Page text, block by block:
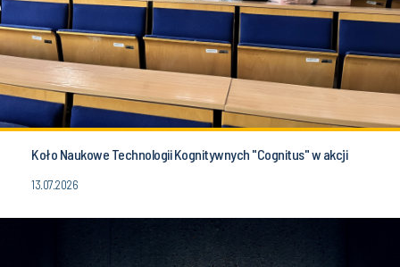
Koło Naukowe Technologii Kognitywnych "Cognitus" w akcji
13.07.2026